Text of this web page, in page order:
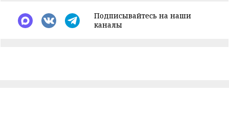
Подписывайтесь на наши
каналы